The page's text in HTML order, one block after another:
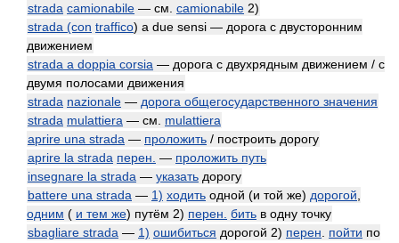
strada camionabile — см. camionabile 2)
strada (con traffico) a due sensi — дорога с двусторонним
движением
strada a doppia corsia — дорога с двухрядным движением / с
двумя полосами движения
strada nazionale — дорога общегосударственного значения
strada mulattiera — см. mulattiera
aprire una strada — проложить / построить дорогу
aprire la strada перен. — проложить путь
insegnare la strada — указать дорогу
battere una strada — 1) ходить одной (и той же) дорогой
одним ( и тем же) путём 2) перен. бить в одну точку
sbagliare strada — 1) ошибиться дорогой 2) перен пойти по